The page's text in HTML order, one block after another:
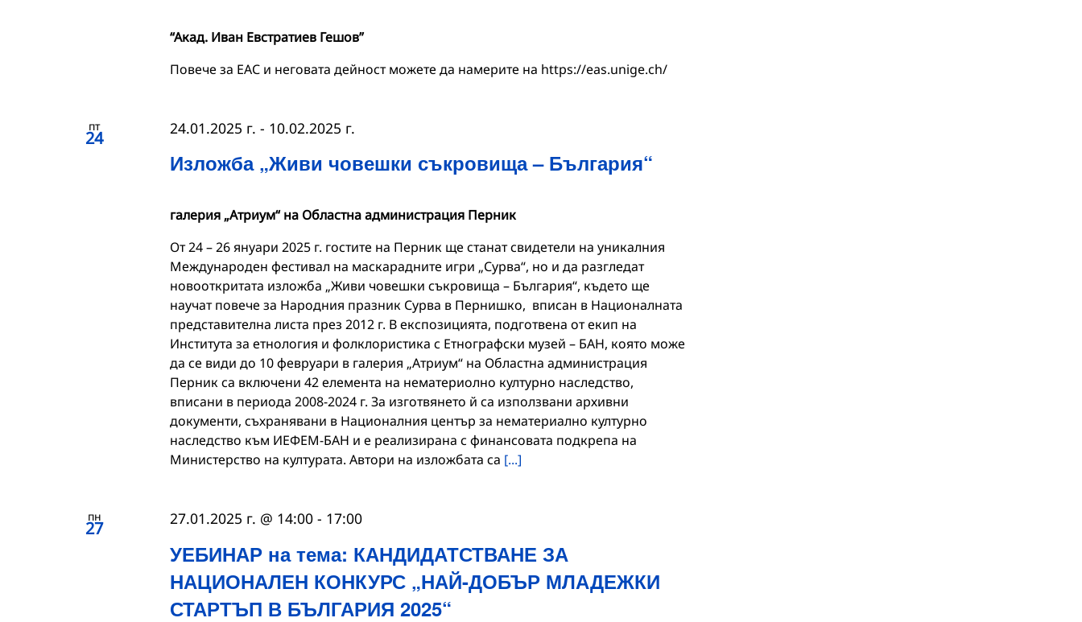
“Акад. Иван Евстратиев Гешов”
Повече за ЕАС и неговата дейност можете да намерите на https://eas.unige.ch/
пт
24
Изложба „Живи човешки съкровища – България“
24.01.2025 г. - 10.02.2025 г.
галерия „Атриум“ на Областна администрация Перник
От 24 – 26 януари 2025 г. гостите на Перник ще станат свидетели на уникалния
Международен фестивал на маскарадните игри „Сурва“, но и да разгледат
новооткритата изложба „Живи човешки съкровища – България“, където ще
научат повече за Народния празник Сурва в Пернишко, вписан в Националната
представителна листа през 2012 г. В експозицията, подготвена от екип на
Института за етнология и фолклористика с Етнографски музей – БАН, която може
да се види до 10 февруари в галерия „Атриум“ на Областна администрация
Перник са включени 42 елемента на нематериолно културно наследство,
вписани в периода 2008-2024 г. За изготвянето й са използвани архивни
документи, съхранявани в Националния център за нематериално културно
наследство към ИЕФЕМ-БАН и е реализирана с финансовата подкрепа на
Министерство на културата. Автори на изложбата са [...]
пн
27
УЕБИНАР на тема: КАНДИДАТСТВАНЕ ЗА
НАЦИОНАЛЕН КОНКУРС „НАЙ-ДОБЪР МЛАДЕЖКИ
СТАРТЪП В БЪЛГАРИЯ 2025“
27.01.2025 г. @ 14:00- 17:00